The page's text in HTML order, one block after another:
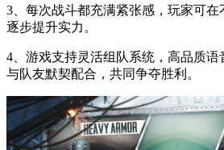
3、每次战斗都充满紧张感，玩家可在
逐步提升实力。
4、游戏支持灵活组队系统，高品质
与队友默契配合，共同争夺胜利。